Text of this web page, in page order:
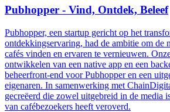
Pubhopper - Vind, Ontdek, Beleef
Pubhopper, een startup gericht op het
ontdekkingservaring, had de ambitie om de
cafés vinden en ervaren te vernieuwen.
ontwikkelen van een native app en een
beheerfront-end voor Pubhopper en een
eigenaren. In samenwerking met
gecreëerd die zowel uitgebreid in de media
van cafébezoekers heeft veroverd.